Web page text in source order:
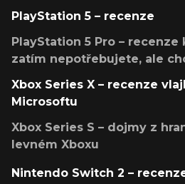
PlayStation 5 – recenze
PlayStation 5 Pro –
zatím nepotřebujete, ale
Xbox Series X – recenze
Microsoftu
Xbox Series S – dojmy z
levném Xboxu
Nintendo Switch 2 –